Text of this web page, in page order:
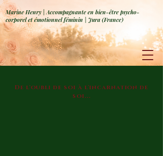
Marine Henry | Accompagnante en bien-être psycho-
corporel et émotionnel féminin | Jura (France)
De l'oubli de soi à l'incarnation de
soi...